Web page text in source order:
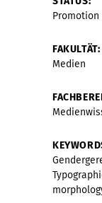
Promotion
FAKULTÄT:
Medien